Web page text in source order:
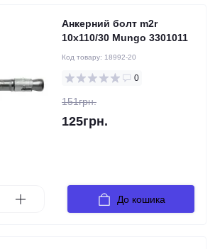
Анкерний болт m2r
10х110/30 Mungo 3301011
Код товару: 18992-20
0
151грн.
125грн.
До кошика